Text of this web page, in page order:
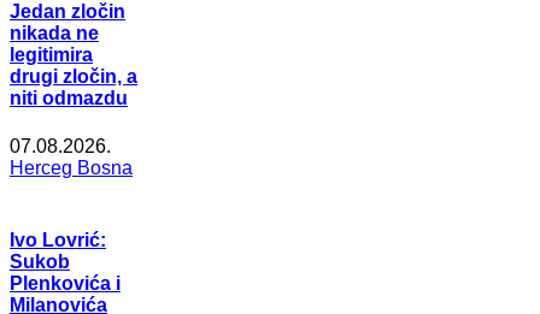
Jedan zločin
nikada ne
legitimira
drugi zločin, a
niti odmazdu
07.08.2026.
Herceg Bosna
Ivo Lovrić:
Sukob
Plenkovića i
Milanovića